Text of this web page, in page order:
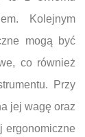
Kolejnym
mogą być
co również
Przy
jej wagę oraz
ergonomiczne